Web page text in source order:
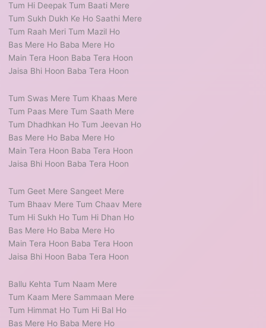
Tum Hi Deepak Tum Baati Mere
Tum Sukh Dukh Ke Ho Saathi Mere
Tum Raah Meri Tum Mazil Ho
Bas Mere Ho Baba Mere Ho
Main Tera Hoon Baba Tera Hoon
Jaisa Bhi Hoon Baba Tera Hoon
Tum Swas Mere Tum Khaas Mere
Tum Paas Mere Tum Saath Mere
Tum Dhadhkan Ho Tum Jeevan Ho
Bas Mere Ho Baba Mere Ho
Main Tera Hoon Baba Tera Hoon
Jaisa Bhi Hoon Baba Tera Hoon
Tum Geet Mere Sangeet Mere
Tum Bhaav Mere Tum Chaav Mere
Tum Hi Sukh Ho Tum Hi Dhan Ho
Bas Mere Ho Baba Mere Ho
Main Tera Hoon Baba Tera Hoon
Jaisa Bhi Hoon Baba Tera Hoon
Ballu Kehta Tum Naam Mere
Tum Kaam Mere Sammaan Mere
Tum Himmat Ho Tum Hi Bal Ho
Bas Mere Ho Baba Mere Ho